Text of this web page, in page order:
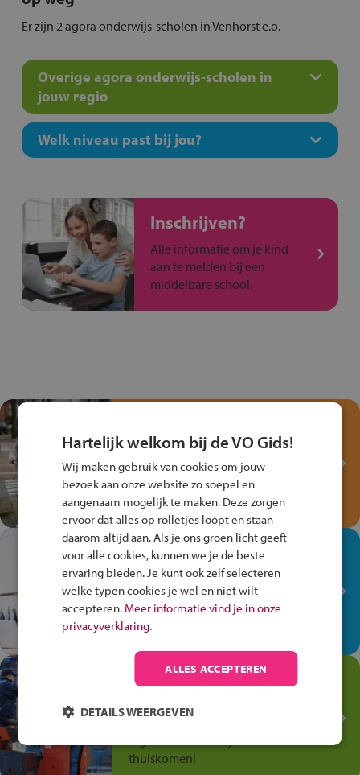
Er zijn 2 agora onderwijs-scholen in Venhorst e.o.
Overige agora onderwijs-scholen in
jouw regio
Welk niveau past bij jou?
Inschrijven?
Alle informatie om je kind
aan te melden bij een
middelbare school.
Fiets Veilig
Verkeersspel!
Speel het Fiets Veilig Verkeersspel
en win een Cortina-fiets!
In de winkel ben je op je
plek!
Ontdek via het vmbo jouw talent
op de winkelvloer, waar elke dag
anders is!
Jouw talent in de
thuiskomen!
Hartelijk welkom bij de VO Gids!
Wij maken gebruik van cookies om jouw
bezoek aan onze website zo soepel en
aangenaam mogelijk te maken. Deze zorgen
ervoor dat alles op rolletjes loopt en staan
daarom altijd aan. Als je ons groen licht geeft
voor alle cookies, kunnen we je de beste
ervaring bieden. Je kunt ook zelf selecteren
welke typen cookies je wel en niet wilt
accepteren. Meer informatie vind je in onze
privacyverklaring.
ALLES ACCEPTEREN
DETAILS WEERGEVEN